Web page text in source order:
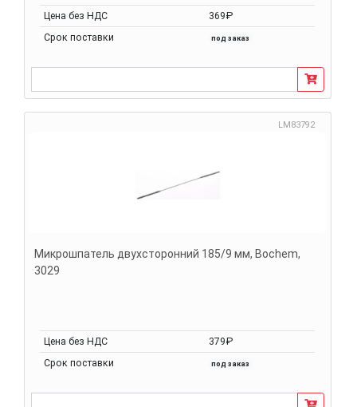
Цена без НДС
369₽
Срок поставки
под заказ
LM83792
Микрошпатель двухсторонний 185/9 мм, Bochem,
3029
Цена без НДС
379₽
Срок поставки
под заказ